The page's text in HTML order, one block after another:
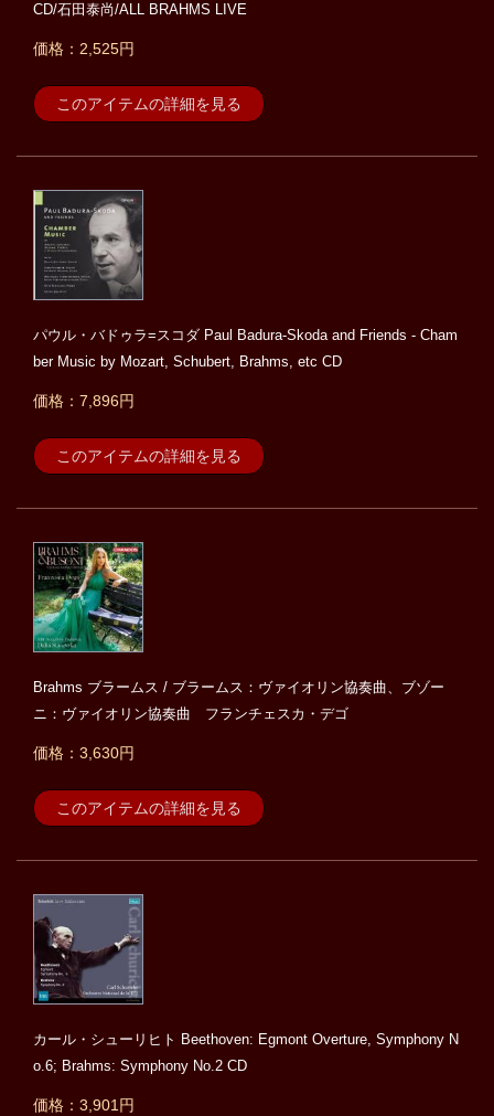
CD/石田泰尚/ALL BRAHMS LIVE
価格：2,525円
このアイテムの詳細を見る
パウル・バドゥラ=スコダ Paul Badura-Skoda and Friends - Cham
ber Music by Mozart, Schubert, Brahms, etc CD
価格：7,896円
このアイテムの詳細を見る
Brahms ブラームス / ブラームス：ヴァイオリン協奏曲、ブゾー
ニ：ヴァイオリン協奏曲 フランチェスカ・デゴ
価格：3,630円
このアイテムの詳細を見る
カール・シューリヒト Beethoven: Egmont Overture, Symphony N
o.6; Brahms: Symphony No.2 CD
価格：3,901円